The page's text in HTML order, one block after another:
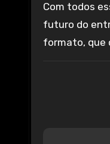
Com todos
futuro do
formato, que